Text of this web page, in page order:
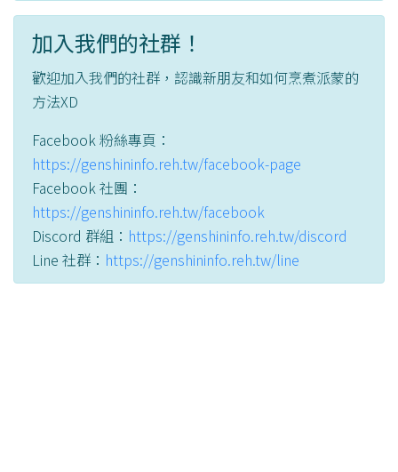
加入我們的社群！
歡迎加入我們的社群，認識新朋友和如何烹煮派蒙的
方法XD
Facebook 粉絲專頁：
https://genshininfo.reh.tw/facebook-page
Facebook 社團：
https://genshininfo.reh.tw/facebook
Discord 群組： https://genshininfo.reh.tw/discord
Line 社群： https://genshininfo.reh.tw/line